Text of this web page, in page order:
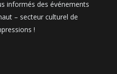
informés des événements
– secteur culturel de
!